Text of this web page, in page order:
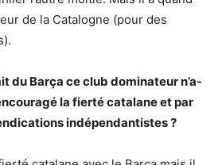
de la Catalogne (pour des
du Barça ce club dominateur n’a-
la fierté catalane et par
indépendantistes ?